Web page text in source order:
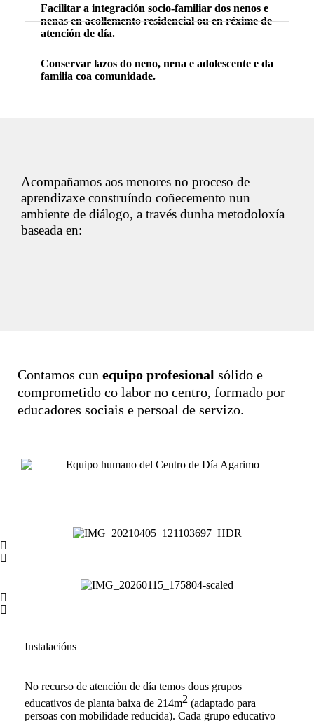
Facilitar a integración socio-familiar dos nenos e
nenas en acollemento residencial ou en réxime de
atención de día.
Conservar lazos do neno, nena e adolescente e da
familia coa comunidade.
Acompañamos aos menores no proceso de
aprendizaxe construíndo coñecemento nun
ambiente de diálogo, a través dunha metodoloxía
baseada en:
Contamos cun equipo profesional sólido e
comprometido co labor no centro, formado por
educadores sociais e persoal de servizo.
Instalacións
No recurso de atención de día temos dous grupos
educativos de planta baixa de 214m2 (adaptado para
persoas con mobilidade reducida). Cada grupo educativo